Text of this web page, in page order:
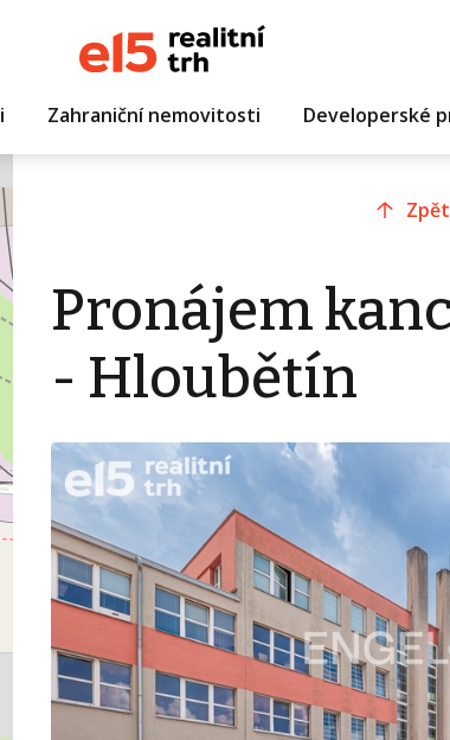
Zahraniční nemovitosti Developerské
Pronájem
- Hloubětín